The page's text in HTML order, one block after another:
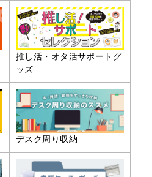
推し活・オタ活サポートグ
ッズ
デスク周り収納